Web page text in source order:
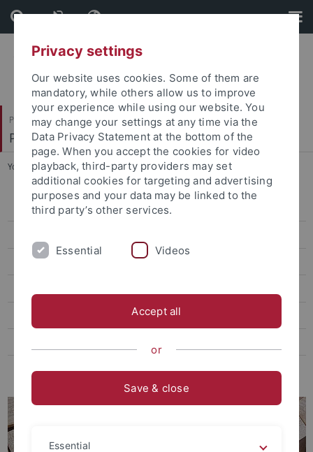
Skip
to
content
Skip
to
footer
Philosophische Fakultät
Prof. Dr. Dorothee Kimmich
You are here: Startseite ... Finanzierung
Wissenschaftliches Thema des DFGK
Bewerbungsverfahren
Veranstaltungen und Publikationen
Tübingen - Aix-Marseille
Privacy settings
Our website uses cookies. Some of them are
mandatory, while others allow us to improve
your experience while using our website. You
may change your settings at any time via the
Data Privacy Statement at the bottom of the
page. When you accept the cookies for video
playback, third-party providers may set
additional cookies for targeting and advertising
purposes and your data may be linked to the
third party’s other services.
Essential Videos
Accept all
or
Save & close
Essential